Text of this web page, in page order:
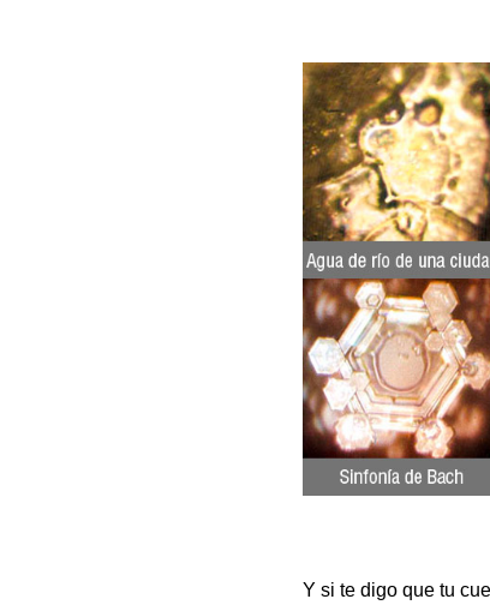
Y si te digo que tu